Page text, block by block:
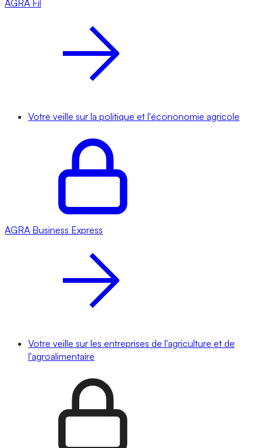
AGRA Fil
Votre veille sur la politique et l'écononomie agricole
AGRA Business Express
Votre veille sur les entreprises de l'agriculture et de
l'agroalimentaire